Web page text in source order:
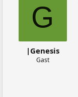
G
|Genesis
Gast